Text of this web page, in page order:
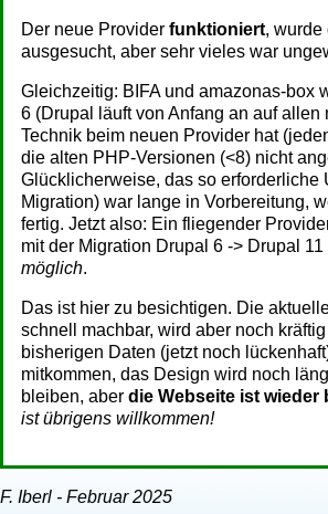
Der neue Provider funktioniert, wurde
ausgesucht, aber sehr vieles war
Gleichzeitig: BIFA und amazonas-box
6 (Drupal läuft von Anfang an auf allen
Technik beim neuen Provider hat
die alten PHP-Versionen (<8) nicht
Glücklicherweise, das so erforderliche
Migration) war lange in Vorbereitung,
fertig. Jetzt also: Ein fliegender
mit der Migration Drupal 6 -> Drupal 11
möglich.
Das ist hier zu besichtigen. Die
schnell machbar, wird aber noch
bisherigen Daten (jetzt noch
mitkommen, das Design wird noch
bleiben, aber die Webseite ist wieder
ist übrigens willkommen!
F. Iberl - Februar 2025